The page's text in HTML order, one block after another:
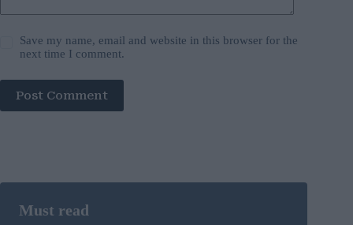
Save my name, email and website in this browser for the
next time I comment.
Post Comment